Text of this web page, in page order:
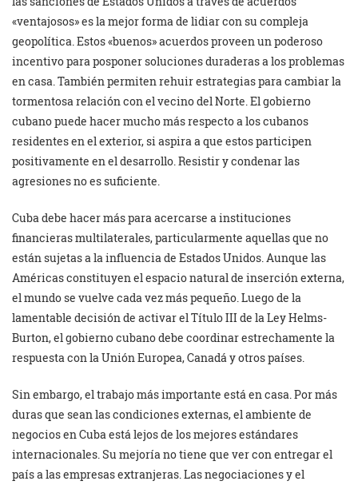
«ventajosos» es la mejor forma de lidiar con su compleja
geopolítica. Estos «buenos» acuerdos proveen un poderoso
incentivo para posponer soluciones duraderas a los problemas
en casa. También permiten rehuir estrategias para cambiar la
tormentosa relación con el vecino del Norte. El gobierno
cubano puede hacer mucho más respecto a los cubanos
residentes en el exterior, si aspira a que estos participen
positivamente en el desarrollo. Resistir y condenar las
agresiones no es suficiente.
Cuba debe hacer más para acercarse a instituciones
financieras multilaterales, particularmente aquellas que no
están sujetas a la influencia de Estados Unidos. Aunque las
Américas constituyen el espacio natural de inserción externa,
el mundo se vuelve cada vez más pequeño. Luego de la
lamentable decisión de activar el Título III de la Ley Helms-
Burton, el gobierno cubano debe coordinar estrechamente la
respuesta con la Unión Europea, Canadá y otros países.
Sin embargo, el trabajo más importante está en casa. Por más
duras que sean las condiciones externas, el ambiente de
negocios en Cuba está lejos de los mejores estándares
internacionales. Su mejoría no tiene que ver con entregar el
país a las empresas extranjeras. Las negociaciones y el